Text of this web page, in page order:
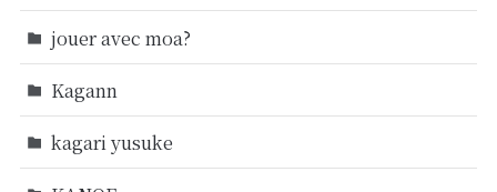
jouer avec moa?
Kagann
kagari yusuke